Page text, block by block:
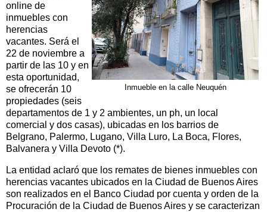
Inmueble en la calle Neuquén
online de
inmuebles con
herencias
vacantes. Será el
22 de noviembre a
partir de las 10 y en
esta oportunidad,
se ofrecerán 10
propiedades (seis
departamentos de 1 y 2 ambientes, un ph, un local
comercial y dos casas), ubicadas en los barrios de
Belgrano, Palermo, Lugano, Villa Luro, La Boca, Flores,
Balvanera y Villa Devoto (*).
La entidad aclaró que los remates de bienes inmuebles con
herencias vacantes ubicados en la Ciudad de Buenos Aires
son realizados en el Banco Ciudad por cuenta y orden de la
Procuración de la Ciudad de Buenos Aires y se caracterizan